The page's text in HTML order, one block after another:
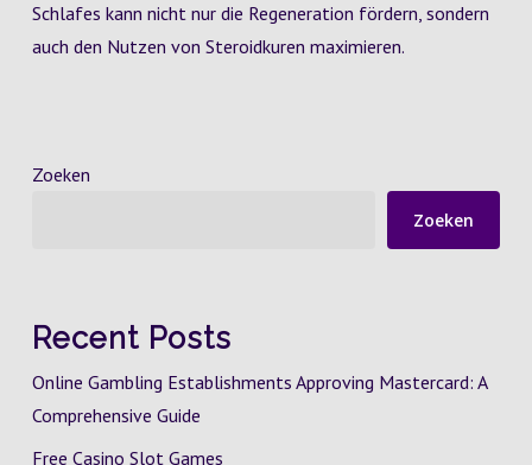
Schlafes kann nicht nur die Regeneration fördern, sondern
auch den Nutzen von Steroidkuren maximieren.
Zoeken
Zoeken
Recent Posts
Online Gambling Establishments Approving Mastercard: A
Comprehensive Guide
Free Casino Slot Games